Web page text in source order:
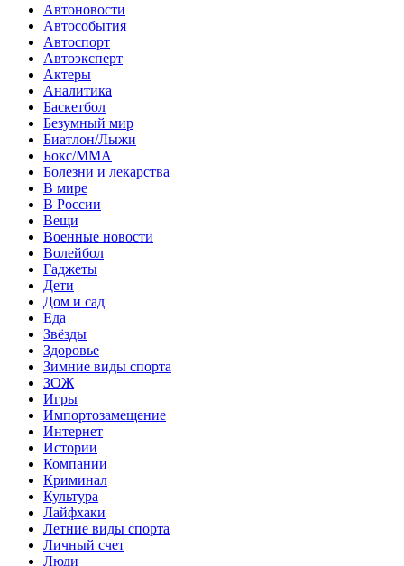
Автоновости
Автособытия
Автоспорт
Автоэксперт
Актеры
Аналитика
Баскетбол
Безумный мир
Биатлон/Лыжи
Бокс/MMA
Болезни и лекарства
В мире
В России
Вещи
Военные новости
Волейбол
Гаджеты
Дети
Дом и сад
Еда
Звёзды
Здоровье
Зимние виды спорта
ЗОЖ
Игры
Импортозамещение
Интернет
Истории
Компании
Криминал
Культура
Лайфхаки
Летние виды спорта
Личный счет
Люди